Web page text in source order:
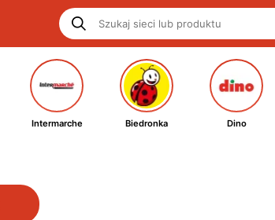
Intermarche Biedronka Dino